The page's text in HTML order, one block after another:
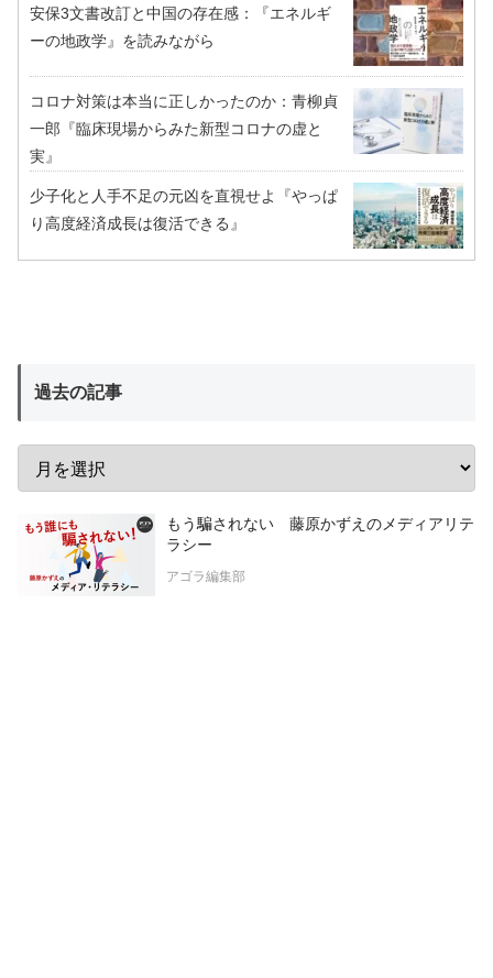
安保3文書改訂と中国の存在感：『エネルギ
ーの地政学』を読みながら
コロナ対策は本当に正しかったのか：青柳貞
一郎『臨床現場からみた新型コロナの虚と
実』
少子化と人手不足の元凶を直視せよ『やっぱ
り高度経済成長は復活できる』
過去の記事
もう騙されない 藤原かずえのメディアリテ
ラシー
アゴラ編集部